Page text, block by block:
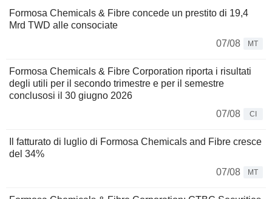
Formosa Chemicals & Fibre concede un prestito di 19,4
Mrd TWD alle consociate
07/08
MT
Formosa Chemicals & Fibre Corporation riporta i risultati
degli utili per il secondo trimestre e per il semestre
conclusosi il 30 giugno 2026
07/08
CI
Il fatturato di luglio di Formosa Chemicals and Fibre cresce
del 34%
07/08
MT